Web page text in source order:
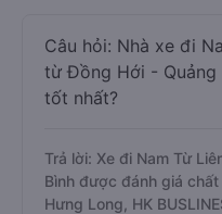
Câu hỏi: Nhà xe đi
từ Đồng Hới - Quảng
tốt nhất?
Trả lời: Xe đi Nam Từ
Bình được đánh giá
Hưng Long, HK